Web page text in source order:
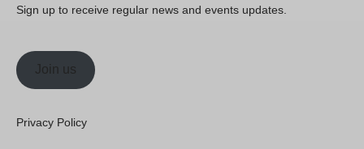
Sign up to receive regular news and events updates.
Join us
Privacy Policy